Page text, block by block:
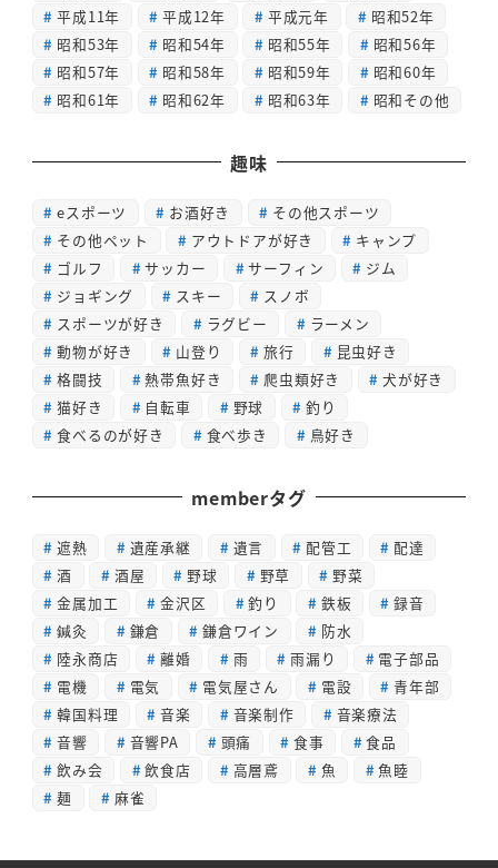
平成11年
平成12年 平成元年
昭和52年
昭和53年
昭和54年 昭和55年
昭和56年
昭和57年
昭和58年 昭和59年
昭和60年
昭和61年
昭和62年 昭和63年 昭和その他
趣味
eスポーツ お酒好き
その他スポーツ
その他ペット
アウトドアが好き
キャンプ
ゴルフ
サッカー サーフィン
ジム
ジョギング
スキー
スノボ
スポーツが好き
ラグビー
ラーメン
動物が好き
山登り 旅行
昆虫好き
格闘技
熱帯魚好き 爬虫類好き
犬が好き
猫好き
自転車 野球
釣り
食べるのが好き
食べ歩き 鳥好き
memberタグ
遮熱 遺産承継 遺言 配管工
配達
酒
酒屋 野球 野草
野菜
金属加工
金沢区 釣り 鉄板
録音
鍼灸
鎌倉 鎌倉ワイン
防水
陸永商店
離婚 雨 雨漏り
電子部品
電機
電気 電気屋さん 電設
青年部
韓国料理
音楽 音楽制作
音楽療法
音響
音響PA 頭痛 食事
食品
飲み会
飲食店 高層鳶 魚
魚睦
麺
麻雀